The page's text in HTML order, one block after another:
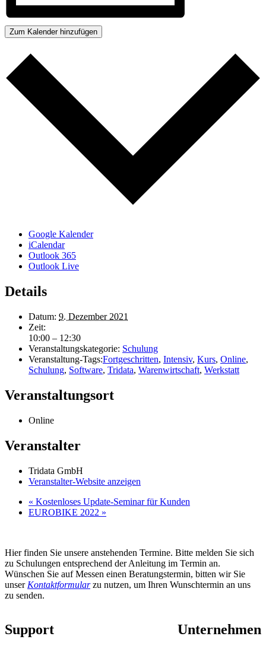
Zum Kalender hinzufügen
Google Kalender
iCalendar
Outlook 365
Outlook Live
Details
Datum: 9. Dezember 2021
Zeit:
10:00 – 12:30
Veranstaltungskategorie: Schulung
Veranstaltung-Tags:Fortgeschritten, Intensiv, Kurs, Online,
Schulung, Software, Tridata, Warenwirtschaft, Werkstatt
Veranstaltungsort
Online
Veranstalter
Tridata GmbH
Veranstalter-Website anzeigen
« Kostenloses Update-Seminar für Kunden
EUROBIKE 2022 »
Hier finden Sie unsere anstehenden Termine. Bitte melden Sie sich
zu Schulungen entsprechend der Anleitung im Termin an.
Wünschen Sie auf Messen einen Beratungstermin, bitten wir Sie
unser Kontaktformularzu nutzen, um Ihren Wunschtermin an uns
zu senden.
Support Unternehmen